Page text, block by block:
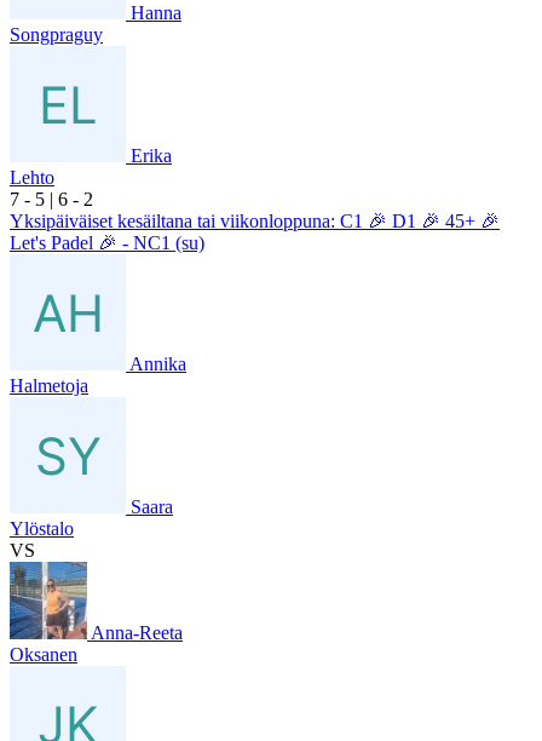
Hanna
Songpraguy
Erika
Lehto
7 - 5 | 6 - 2
Yksipäiväiset kesäiltana tai viikonloppuna: C1 🎉 D1 🎉 45+ 🎉
Let's Padel 🎉 - NC1 (su)
Annika
Halmetoja
Saara
Ylöstalo
VS
Anna-Reeta
Oksanen